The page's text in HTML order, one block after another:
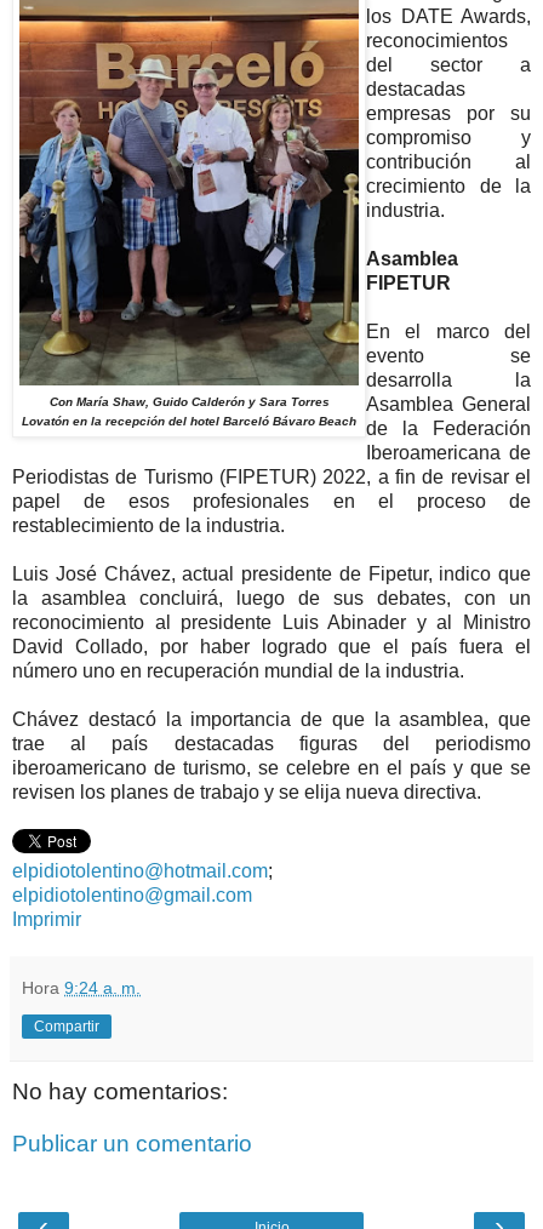
Con María Shaw, Guido Calderón y Sara Torres
Lovatón en la recepción del hotel Barceló Bávaro Beach
los DATE Awards,
reconocimientos
del sector a
destacadas
empresas por su
compromiso y
contribución al
crecimiento de la
industria.
Asamblea
FIPETUR
En el marco del
evento se
desarrolla la
Asamblea General
de la Federación
Iberoamericana de
Periodistas de Turismo (FIPETUR) 2022, a fin de revisar el
papel de esos profesionales en el proceso de
restablecimiento de la industria.
Luis José Chávez, actual presidente de Fipetur, indico que
la asamblea concluirá, luego de sus debates, con un
reconocimiento al presidente Luis Abinader y al Ministro
David Collado, por haber logrado que el país fuera el
número uno en recuperación mundial de la industria.
Chávez destacó la importancia de que la asamblea, que
trae al país destacadas figuras del periodismo
iberoamericano de turismo, se celebre en el país y que se
revisen los planes de trabajo y se elija nueva directiva.
elpidiotolentino@hotmail.com;
elpidiotolentino@gmail.com
Imprimir
Hora 9:24 a. m.
Compartir
No hay comentarios:
Publicar un comentario